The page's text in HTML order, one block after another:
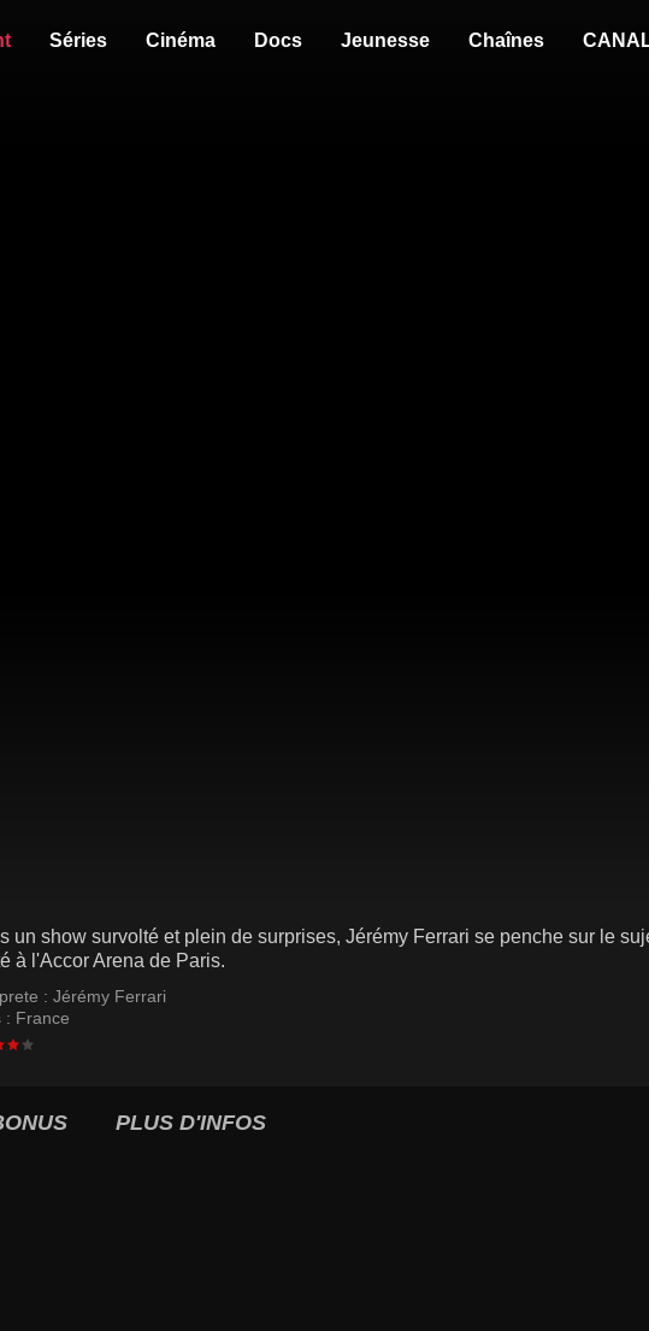
Séries Cinéma Docs Jeunesse Chaînes
un show survolté et plein de surprises, Jérémy Ferrari se penche sur le
à l'Accor Arena de Paris.
: Jérémy Ferrari
: France
PLUS D'INFOS